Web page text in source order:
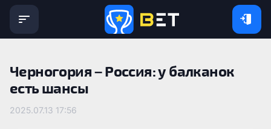
Черногория – Россия: у балканок
есть шансы
2025.07.13 17:56